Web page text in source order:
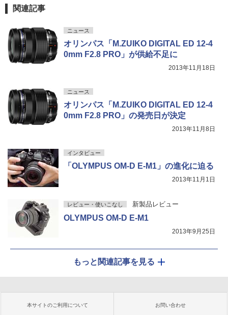
関連記事
ニュース
オリンパス「M.ZUIKO DIGITAL ED 12-4
0mm F2.8 PRO」が供給不足に
2013年11月18日
ニュース
オリンパス「M.ZUIKO DIGITAL ED 12-4
0mm F2.8 PRO」の発売日が決定
2013年11月8日
インタビュー
「OLYMPUS OM-D E-M1」の進化に迫る
2013年11月1日
レビュー・使いこなし 新製品レビュー
OLYMPUS OM-D E-M1
2013年9月25日
もっと関連記事を見る
本サイトのご利用について お問い合わせ